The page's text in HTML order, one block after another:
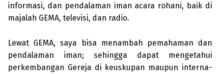
informasi, dan pendalaman iman acara rohani, baik di
majalah GEMA, televisi, dan radio.
Lewat GEMA, saya bisa menambah pemahaman dan
pendalaman iman; sehingga dapat mengetahui
perkembangan Gereja di keuskupan maupun inter­na­